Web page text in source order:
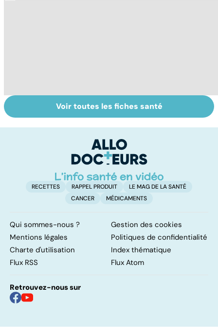
Staphylocoque
doré : une
Qu'est-ce que le
coma ?
Voir toutes les fiches santé
RECETTES RAPPEL PRODUIT
LE MAG DE LA SANTÉ
CANCER
MÉDICAMENTS
Qui sommes-nous ?
Gestion des cookies
Mentions légales
Politiques de confidentialité
Charte d'utilisation
Index thématique
Flux RSS
Flux Atom
Retrouvez-nous sur